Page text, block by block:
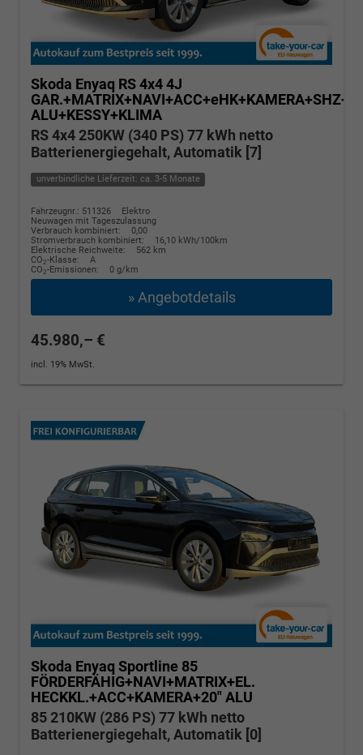
Skoda Enyaq RS 4x4 4J
ALU+KESSY+KLIMA
RS 4x4 250KW (340 PS) 77 kWh netto
Batterienergiegehalt, Automatik [7]
unverbindliche Lieferzeit: ca. 3-5 Monate
Fahrzeugnr.: 511326
Elektro
Neuwagen mit Tageszulassung
Verbrauch kombiniert:
0,00
Stromverbrauch kombiniert:
16,10 kWh/100km
Elektrische Reichweite:
562 km
CO2-Klasse:
A
CO2-Emissionen: 0 g/km
» Angebotdetails
45.980,– €
incl. 19% MwSt.
Skoda Enyaq Sportline 85
FÖRDERFÄHIG+NAVI+MATRIX+EL.
HECKKL.+ACC+KAMERA+20" ALU
85 210KW (286 PS) 77 kWh netto
Batterienergiegehalt, Automatik [0]